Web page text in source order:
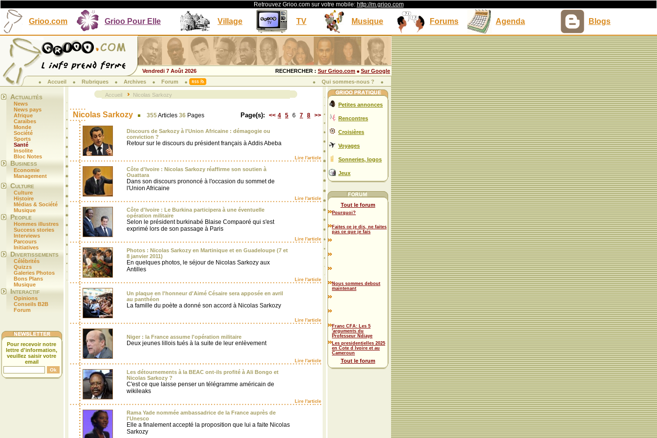
Retrouvez Grioo.com sur votre mobile: http://m.grioo.com
Grioo.com Grioo Pour Elle Village TV Musique Forums Agenda Blogs
Vendredi 7 Août 2026 RECHERCHER : Sur Grioo.com
Sur Google
Accueil
Rubriques Archives Forum Qui sommes-nous ?
Actualités
News
News pays
Afrique
Caraïbes
Monde
Société
Sports
Santé
Insolite
Bloc Notes
Business
Economie
Management
Culture
Culture
Histoire
Médias & Société
Musique
People
Hommes illustres
Success stories
Interviews
Parcours
Initiatives
Divertissements
Célébrités
Quizzs
Galeries Photos
Bons Plans
Musique
Interactif
Opinions
Conseils B2B
Forum
Pour recevoir notre
lettre d'information,
veuillez saisir votre
email
Accueil Nicolas Sarkozy
Nicolas Sarkozy 355Articles 36 Pages Page(s): << 4 5 6 7 8 >>
Discours de Sarkozy à l'Union Africaine : démagogie ou
conviction ?
Retour sur le discours du président français à Addis Abeba
Lire l'article
Côte d'Ivoire : Nicolas Sarkozy réaffirme son soutien à
Ouattara
Dans son discours prononcé à l'occasion du sommet de
l'Union Africaine
Lire l'article
Côte d'Ivoire : Le Burkina participera à une éventuelle
opération militaire
Selon le président burkinabé Blaise Compaoré qui s'est
exprimé lors de son passage à Paris
Lire l'article
Photos : Nicolas Sarkozy en Martinique et en Guadeloupe (7 et
8 janvier 2011)
En quelques photos, le séjour de Nicolas Sarkozy aux
Antilles
Lire l'article
Un plaque en l'honneur d'Aimé Césaire sera apposée en avril
au panthéon
La famille du poète a donné son accord à Nicolas Sarkozy
Lire l'article
Niger : la France assume l'opération militaire
Deux jeunes lillois tués à la suite de leur enlèvement
Lire l'article
Les détournements à la BEAC ont-ils profité à Ali Bongo et
Nicolas Sarkozy ?
C'est ce que laisse penser un télégramme américain de
wikileaks
Lire l'article
Rama Yade nommée ambassadrice de la France auprès de
l'Unesco
Elle a finalement accepté la proposition que lui a faite Nicolas
Sarkozy
Petites annonces
Rencontres
Croisières
Voyages
Sonneries, logos
Jeux
Tout le forum
Pourquoi?
Faites ce je dis, ne faites
pas ce que je fais
Nous sommes debout
maintenant
Franc CFA: Les 5
'arguments du
Professeur Ndiaye
Les presidentielles 2025
en Cote d Ivoire et au
Cameroun
Tout le forum